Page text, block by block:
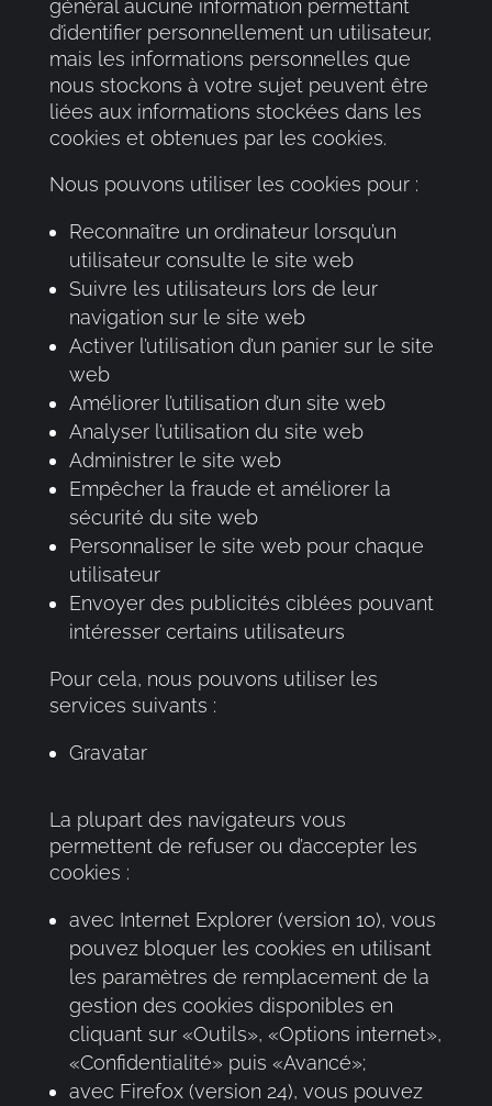
général aucune information permettant
d’identifier personnellement un utilisateur,
mais les informations personnelles que
nous stockons à votre sujet peuvent être
liées aux informations stockées dans les
cookies et obtenues par les cookies.
Nous pouvons utiliser les cookies pour :
Reconnaître un ordinateur lorsqu’un
utilisateur consulte le site web
Suivre les utilisateurs lors de leur
navigation sur le site web
Activer l’utilisation d’un panier sur le site
web
Améliorer l’utilisation d’un site web
Analyser l’utilisation du site web
Administrer le site web
Empêcher la fraude et améliorer la
sécurité du site web
Personnaliser le site web pour chaque
utilisateur
Envoyer des publicités ciblées pouvant
intéresser certains utilisateurs
Pour cela, nous pouvons utiliser les
services suivants :
Gravatar
La plupart des navigateurs vous
permettent de refuser ou d’accepter les
cookies :
avec Internet Explorer (version 10), vous
pouvez bloquer les cookies en utilisant
les paramètres de remplacement de la
gestion des cookies disponibles en
cliquant sur «Outils», «Options internet»,
«Confidentialité» puis «Avancé»;
avec Firefox (version 24), vous pouvez